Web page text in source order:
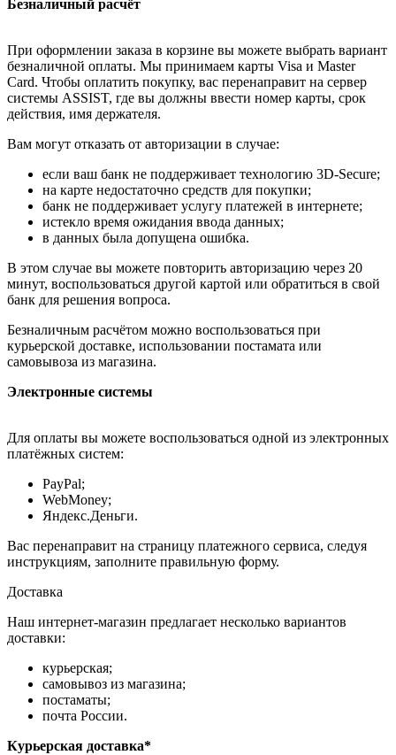
Безналичный расчёт
При оформлении заказа в корзине вы можете выбрать вариант
безналичной оплаты. Мы принимаем карты Visa и Master
Card. Чтобы оплатить покупку, вас перенаправит на сервер
системы ASSIST, где вы должны ввести номер карты, срок
действия, имя держателя.
Вам могут отказать от авторизации в случае:
если ваш банк не поддерживает технологию 3D-Secure;
на карте недостаточно средств для покупки;
банк не поддерживает услугу платежей в интернете;
истекло время ожидания ввода данных;
в данных была допущена ошибка.
В этом случае вы можете повторить авторизацию через 20
минут, воспользоваться другой картой или обратиться в свой
банк для решения вопроса.
Безналичным расчётом можно воспользоваться при
курьерской доставке, использовании постамата или
самовывоза из магазина.
Электронные системы
Для оплаты вы можете воспользоваться одной из электронных
платёжных систем:
PayPal;
WebMoney;
Яндекс.Деньги.
Вас перенаправит на страницу платежного сервиса, следуя
инструкциям, заполните правильную форму.
Доставка
Наш интернет-магазин предлагает несколько вариантов
доставки:
курьерская;
самовывоз из магазина;
постаматы;
почта России.
Курьерская доставка*